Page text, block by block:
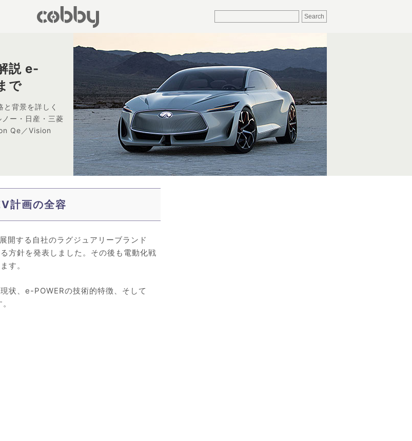
説 e-
で
背景を詳しく
ー・日産・三菱
Qe／Vision
計画の全容
開する自社のラグジュアリーブランド
方針を発表しました。その後も電動化戦
す。
状、e-POWERの技術的特徴、そして